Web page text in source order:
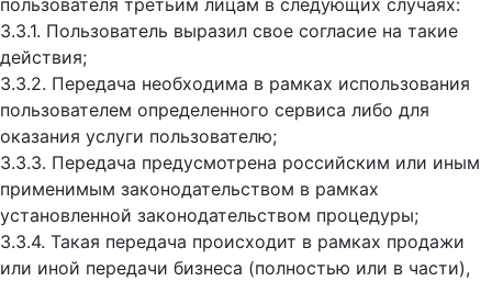
пользователя третьим лицам в следующих случаях:
3.3.1. Пользователь выразил свое согласие на такие
действия;
3.3.2. Передача необходима в рамках использования
пользователем определенного сервиса либо для
оказания услуги пользователю;
3.3.3. Передача предусмотрена российским или иным
применимым законодательством в рамках
установленной законодательством процедуры;
3.3.4. Такая передача происходит в рамках продажи
или иной передачи бизнеса (полностью или в части),